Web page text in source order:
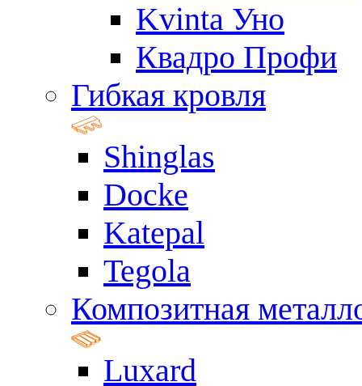
Kvinta Уно
Квадро Профи
Гибкая кровля
Shinglas
Docke
Katepal
Tegola
Композитная
Luxard